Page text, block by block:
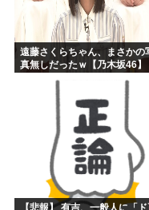
遠藤さくらちゃん、まさかの
真無しだったｗ【乃木坂46】
【悲報】 有吉、一般人に「